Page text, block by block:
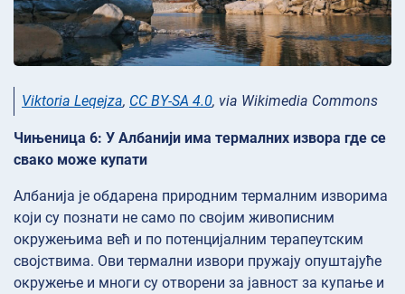
Viktoria Leqejza, CC BY-SA 4.0, via Wikimedia Commons
Чињеница 6: У Албанији има термалних извора где се
свако може купати
Албанија је обдарена природним термалним изворима
који су познати не само по својим живописним
окружењима већ и по потенцијалним терапеутским
својствима. Ови термални извори пружају опуштајуће
окружење и многи су отворени за јавност за купање и